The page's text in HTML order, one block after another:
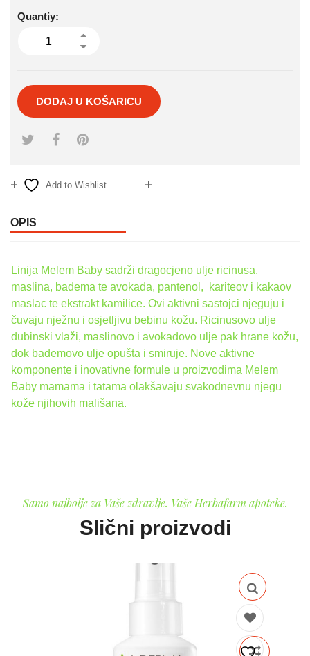
Quantiy:
DODAJ U KOŠARICU
Add to Wishlist
OPIS
Linija Melem Baby sadrži dragocjeno ulje ricinusa,
maslina, badema te avokada, pantenol, kariteov i kakaov
maslac te ekstrakt kamilice. Ovi aktivni sastojci njeguju i
čuvaju nježnu i osjetljivu bebinu kožu. Ricinusovo ulje
dubinski vlaži, maslinovo i avokadovo ulje pak hrane kožu,
dok bademovo ulje opušta i smiruje. Nove aktivne
komponente i inovativne formule u proizvodima Melem
Baby mamama i tatama olakšavaju svakodnevnu njegu
kože njihovih mališana.
Samo najbolje za Vaše zdravlje. Vaše Herbafarm apoteke.
Slični proizvodi